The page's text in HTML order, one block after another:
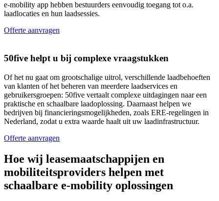
e‑mobility app hebben bestuurders eenvoudig toegang tot o.a.
laadlocaties en hun laadsessies.
Offerte aanvragen
50five helpt u bij complexe vraagstukken
Of het nu gaat om grootschalige uitrol, verschillende laadbehoeften
van klanten of het beheren van meerdere laadservices en
gebruikersgroepen: 50five vertaalt complexe uitdagingen naar een
praktische en schaalbare laadoplossing. Daarnaast helpen we
bedrijven bij financieringsmogelijkheden, zoals ERE-regelingen in
Nederland, zodat u extra waarde haalt uit uw laadinfrastructuur.
Offerte aanvragen
Hoe wij leasemaatschappijen en
mobiliteitsproviders helpen met
schaalbare e‑mobility oplossingen